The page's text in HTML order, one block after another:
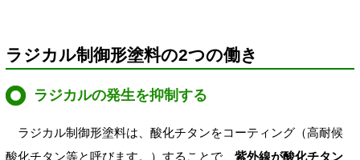
ラジカル制御形塗料の2つの働き
ラジカルの発生を抑制する
ラジカル制御形塗料は、酸化チタンをコーティング（高耐候
酸化チタン等と呼びます。）することで、 紫外線が酸化チタン